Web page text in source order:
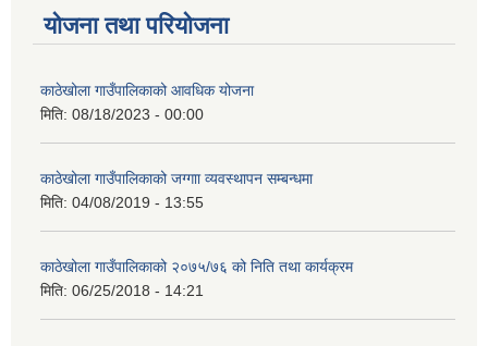
योजना तथा परियोजना
काठेखोला गाउँपालिकाको आवधिक योजना
मिति: 08/18/2023 - 00:00
काठेखोला गाउँपालिकाको जग्गाा व्यवस्थापन सम्बन्धमा
मिति: 04/08/2019 - 13:55
काठेखोला गाउँपालिकाको २०७५/७६ को निति तथा कार्यक्रम
मिति: 06/25/2018 - 14:21